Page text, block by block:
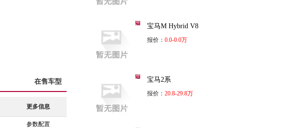
在售车型
更多信息
参数配置
宝马M Hybrid V8
报价： 0.0-0.0万
宝马2系
报价： 20.8-29.8万